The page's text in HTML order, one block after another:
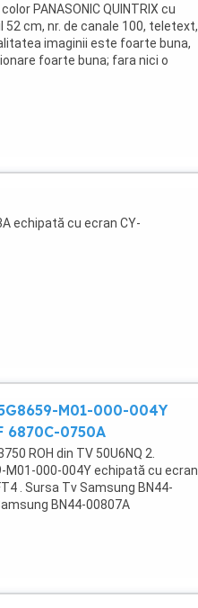
PANASONIC QUINTRIX cu
cm, nr. de canale 100, teletext,
imaginii este foarte buna,
foarte buna; fara nici o
echipată cu ecran CY-
M01-000-004Y
6870C-0750A
ROH din TV 50U6NQ 2.
M01-000-004Y echipată cu ecran
. Sursa Tv Samsung BN44-
BN44-00807A
00807F UE49MU6202K 5. T-